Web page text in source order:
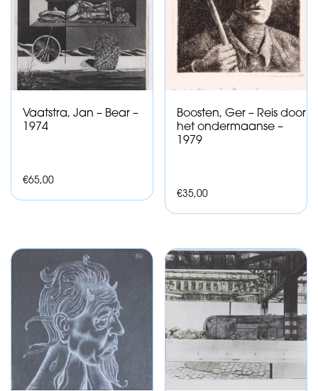
Vaatstra, Jan – Bear –
1974
€65,00
Boosten, Ger – Reis door
het ondermaanse –
1979
€35,00